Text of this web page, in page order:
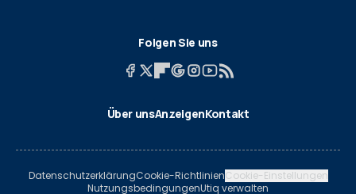
Folgen Sie uns
Über unsAnzeigenKontakt
DatenschutzerklärungCookie-RichtlinienCookie-Einstellungen
NutzungsbedingungenUtiq verwalten